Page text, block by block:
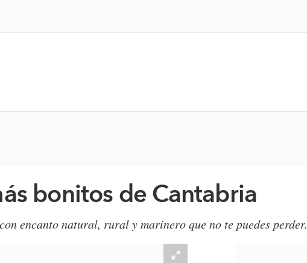
bonitos de Cantabria
encanto natural, rural y marinero que no te puedes perder.